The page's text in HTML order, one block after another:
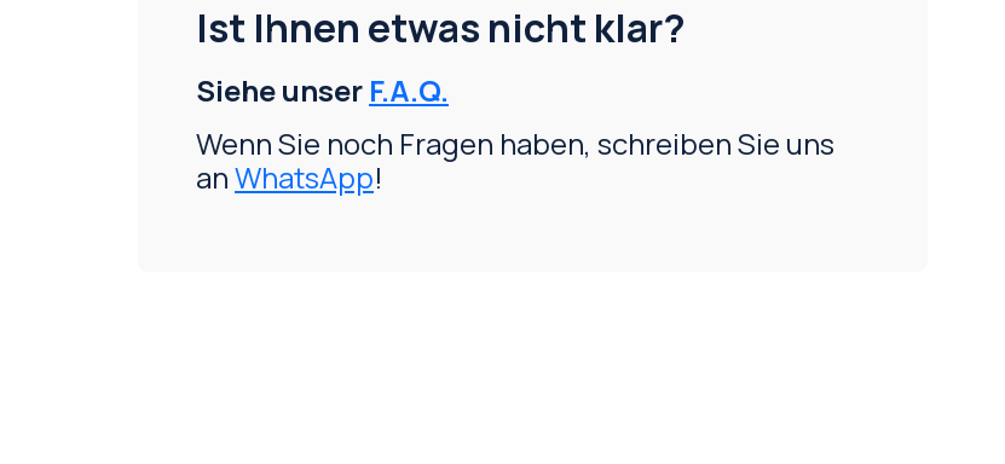
Ist Ihnen etwas nicht klar?
Siehe unser F.A.Q.
Wenn Sie noch Fragen haben, schreiben Sie uns
anWhatsApp!